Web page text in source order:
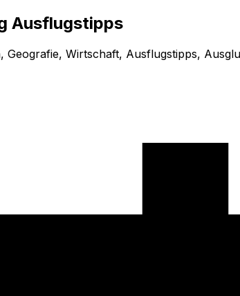
Ausflugstipps
Wirtschaft, Ausflugstipps,